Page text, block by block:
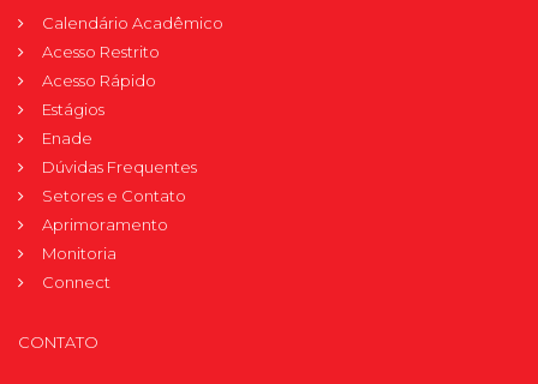
Calendário Acadêmico
Acesso Restrito
Acesso Rápido
Estágios
Enade
Dúvidas Frequentes
Setores e Contato
Aprimoramento
Monitoria
Connect
CONTATO